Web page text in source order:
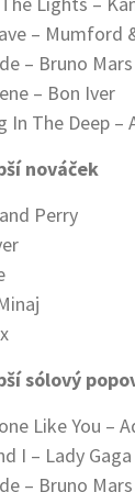
– Mumford
– Bruno Mars
– Bon Iver
In The Deep –
nováček
Perry
sólový
Like You –
I – Lady Gaga
– Bruno Mars